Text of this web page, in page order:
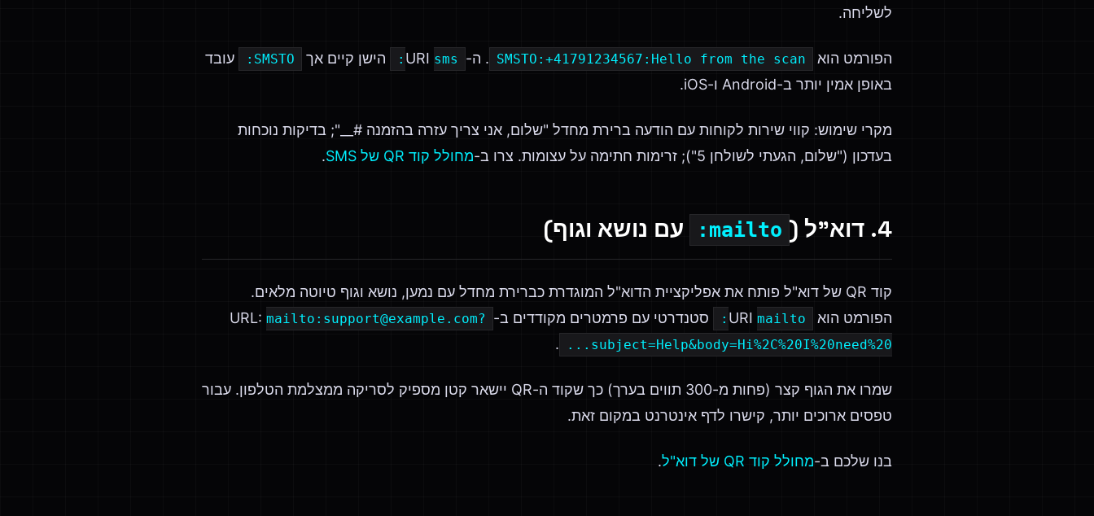
לשליחה.
הפורמט הוא SMSTO:+41791234567:Hello from the scan . ה-URI sms: הישן קיים אך SMSTO:
עובד
באופן אמין יותר ב-Android ו-iOS.
מקרי שימוש: קווי שירות לקוחות עם הודעה ברירת מחדל "שלום, אני צריך עזרה בהזמנה #__"; בדיקות נוכחות
בעדכון ("שלום, הגעתי לשולחן 5"); זרימות חתימה על עצומות. צרו ב-
מחולל קוד QR של SMS .
4. דוא"ל ( mailto: עם נושא וגוף)
קוד QR של דוא"ל פותח את אפליקציית הדוא"ל המוגדרת כברירת מחדל עם נמען, נושא וגוף טיוטה מלאים.
הפורמט הוא URI
mailto: סטנדרטי עם פרמטרים מקודדים ב-URL:
mailto:support@example.com?
subject=Help&body=Hi%2C%20I%20need%20...
.
שמרו את הגוף קצר (פחות מ-300 תווים בערך) כך שקוד ה-QR יישאר קטן מספיק לסריקה ממצלמת הטלפון. עבור
טפסים ארוכים יותר, קישרו לדף אינטרנט במקום זאת.
בנו שלכם ב-מחולל קוד QR של דוא"ל .